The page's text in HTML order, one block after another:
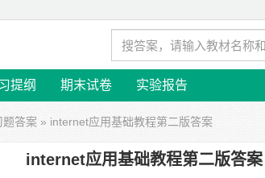
提纲 期末试卷 实验报告
题答案 » internet应用基础教程第二版答案
internet应用基础教程第二版答案